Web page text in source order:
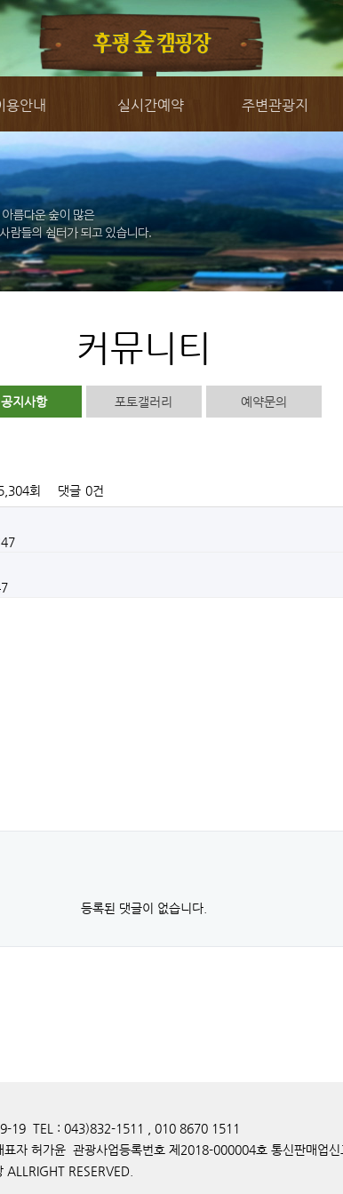
용안내 실시간예약 주변관광지
커뮤니티
공지사항 포토갤러리 예약문의
회 댓글 0건
등록된 댓글이 없습니다.
19 TEL : 043)832-1511 , 010 8670 1511
자 허가윤 관광사업등록번호 제2018-000004호 통신판매업
RESERVED.